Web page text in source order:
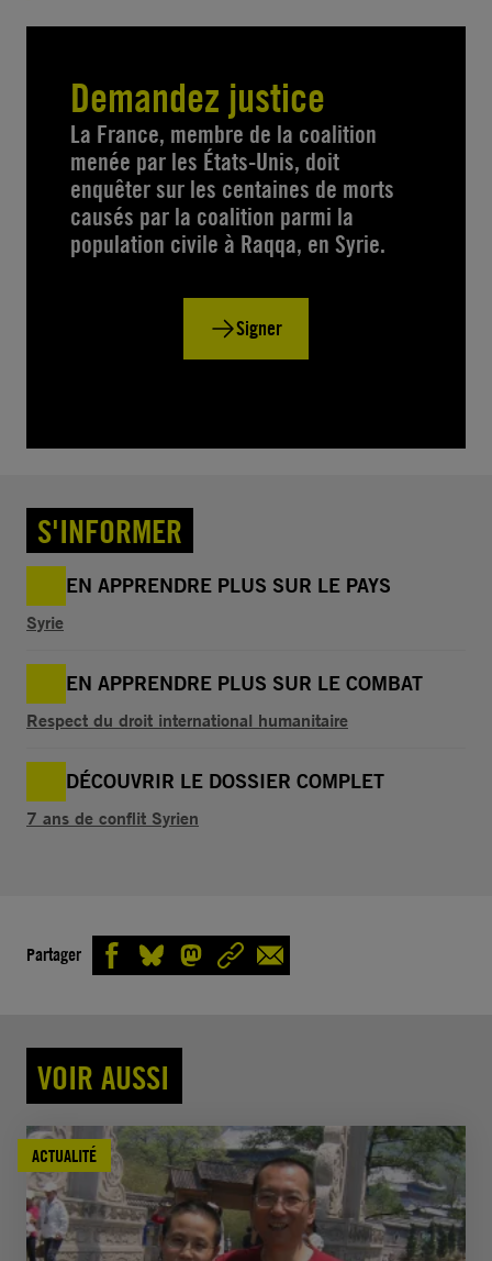
Demandez justice
La France, membre de la coalition
menée par les États-Unis, doit
enquêter sur les centaines de morts
causés par la coalition parmi la
population civile à Raqqa, en Syrie.
Signer
S'INFORMER
EN APPRENDRE PLUS SUR LE PAYS
Syrie
EN APPRENDRE PLUS SUR LE COMBAT
Respect du droit international humanitaire
DÉCOUVRIR LE DOSSIER COMPLET
7 ans de conflit Syrien
Partager
VOIR AUSSI
ACTUALITÉ